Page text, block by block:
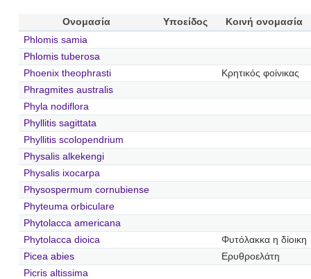
Ονομασία Υποείδος
Κοινή ονομασία
Phlomis samia
Phlomis tuberosa
Phoenix theophrasti
Κρητικός φοίνικας
Phragmites australis
Phyla nodiflora
Phyllitis sagittata
Phyllitis scolopendrium
Physalis alkekengi
Physalis ixocarpa
Physospermum cornubiense
Phyteuma orbiculare
Phytolacca americana
Phytolacca dioica
Φυτόλακκα η δίοικη
Picea abies
Ερυθροελάτη
Picris altissima